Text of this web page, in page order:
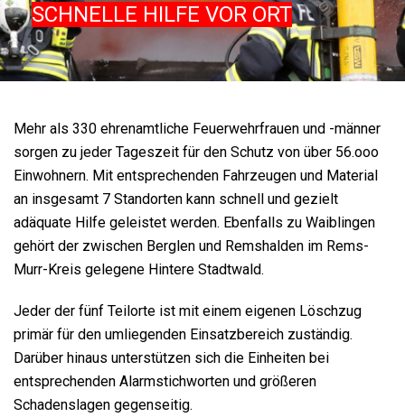
SCHNELLE HILFE VOR ORT
Mehr als 330 ehrenamtliche Feuerwehrfrauen und -männer
sorgen zu jeder Tageszeit für den Schutz von über 56.ooo
Einwohnern. Mit entsprechenden Fahrzeugen und Material
an insgesamt 7 Standorten kann schnell und gezielt
adäquate Hilfe geleistet werden. Ebenfalls zu Waiblingen
gehört der zwischen Berglen und Remshalden im Rems-
Murr-Kreis gelegene Hintere Stadtwald.
Jeder der fünf Teilorte ist mit einem eigenen Löschzug
primär für den umliegenden Einsatzbereich zuständig.
Darüber hinaus unterstützen sich die Einheiten bei
entsprechenden Alarmstichworten und größeren
Schadenslagen gegenseitig.